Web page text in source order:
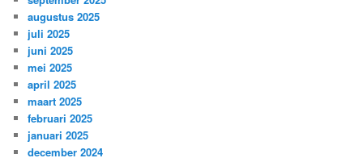
augustus 2025
juli 2025
juni 2025
mei 2025
april 2025
maart 2025
februari 2025
januari 2025
december 2024